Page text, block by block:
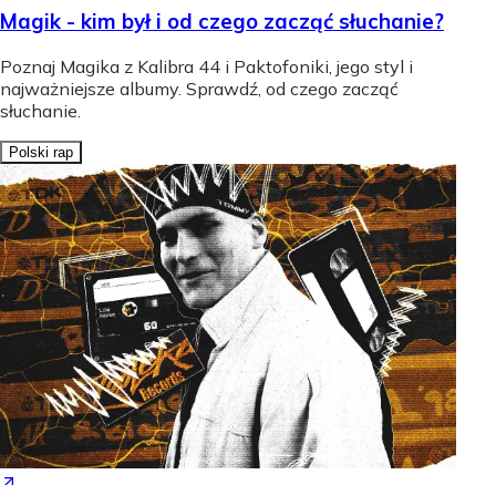
Magik - kim był i od czego zacząć słuchanie?
Poznaj Magika z Kalibra 44 i Paktofoniki, jego styl i
najważniejsze albumy. Sprawdź, od czego zacząć
słuchanie.
Polski rap